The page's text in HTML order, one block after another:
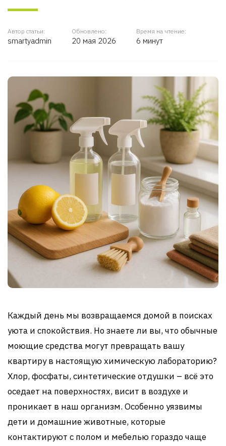
Автор статьи:
smartyadmin
Обновлено:
20 мая 2026
Время на чтение:
6 минут
Каждый день мы возвращаемся домой в поисках
уюта и спокойствия. Но знаете ли вы, что обычные
моющие средства могут превращать вашу
квартиру в настоящую химическую лабораторию?
Хлор, фосфаты, синтетические отдушки – всё это
оседает на поверхностях, висит в воздухе и
проникает в наш организм. Особенно уязвимы
дети и домашние животные, которые
контактируют с полом и мебелью гораздо чаще